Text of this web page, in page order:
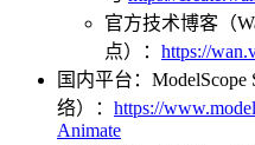
官方技术博客（
点）： https://
国内平台：
络）： https://
Animate